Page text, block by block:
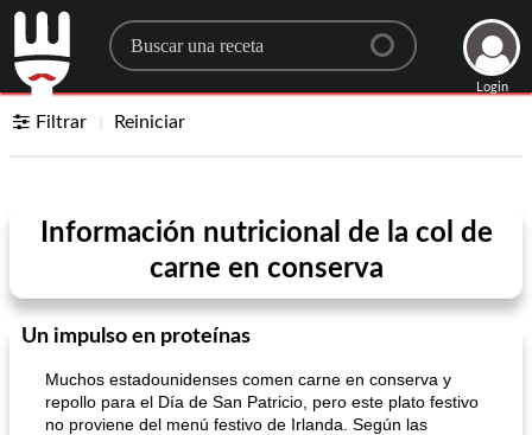
Search for a recipe
Login
Filtrar Reiniciar
Información nutricional de la col de
carne en conserva
Un impulso en proteínas
Muchos estadounidenses comen carne en conserva y
repollo para el Día de San Patricio, pero este plato festivo
no proviene del menú festivo de Irlanda. Según las